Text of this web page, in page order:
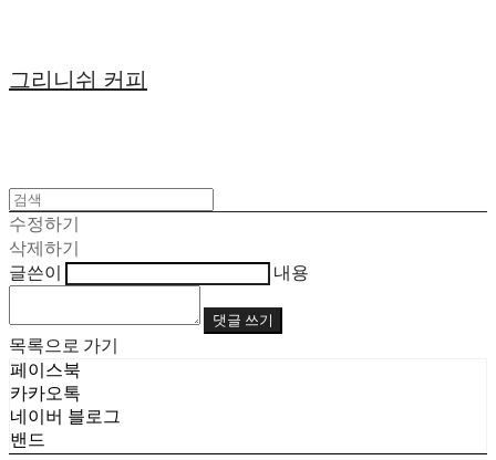
그리니쉬 커피
수정하기
삭제하기
글쓴이
내용
댓글 쓰기
목록으로 가기
페이스북
카카오톡
네이버 블로그
밴드